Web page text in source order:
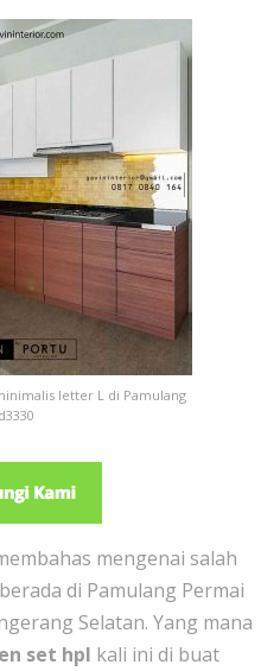
letter L di Pamulang
mengenai salah
di Pamulang Permai
Selatan. Yang mana
set hpl kali ini di buat